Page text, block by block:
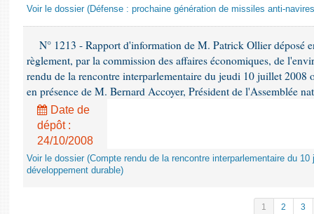
Voir le dossier (Défense : prochaine génération de missiles anti-
N° 1213 - Rapport d'information de M. Patrick Ollier déposé
règlement, par la commission des affaires économiques, de
rendu de la rencontre interparlementaire du jeudi 10 juillet 2008
en présence de M. Bernard Accoyer, Président de l'Assemblée
Date de
dépôt :
24/10/2008
Voir le dossier (Compte rendu de la rencontre interparlementaire du
développement durable)
1 2 3